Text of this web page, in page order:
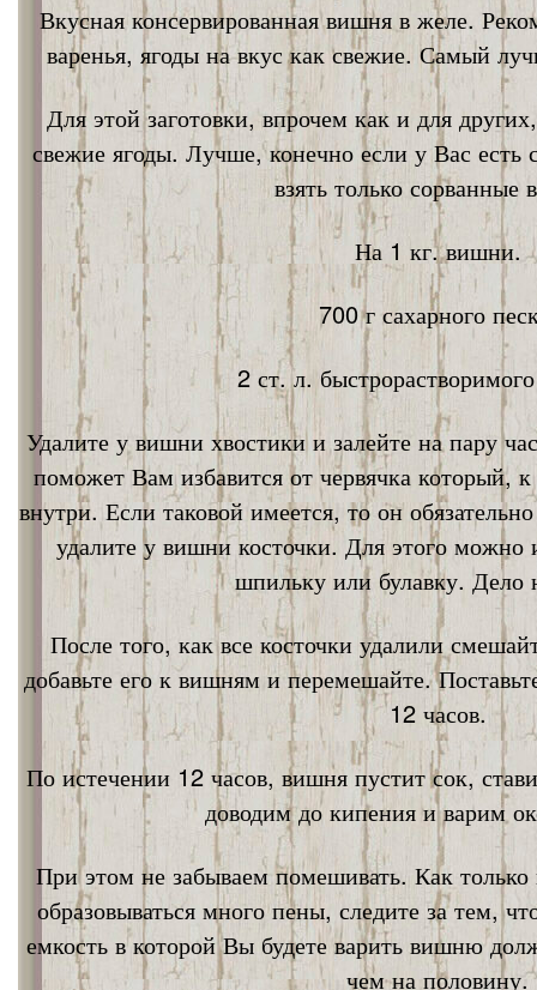
Вкусная консервированная вишня в желе.
варенья, ягоды на вкус как свежие. Самый
Для этой заготовки, впрочем как и для
свежие ягоды. Лучше, конечно если у Вас
взять только сорванные
На 1 кг. вишни.
700 г сахарного
2 ст. л.
Удалите у вишни хвостики и залейте на пару
поможет Вам избавится от червячка который,
внутри. Если таковой имеется, то он
удалите у вишни косточки. Для этого можно
шпильку или булавку. Дело
После того, как все косточки удалили
добавьте его к вишням и перемешайте.
12 часов.
По истечении 12 часов, вишня пустит сок,
доводим до кипения и варим
При этом не забываем помешивать. Как
образовываться много пены, следите за тем,
емкость в которой Вы будете варить вишню
чем на половину.